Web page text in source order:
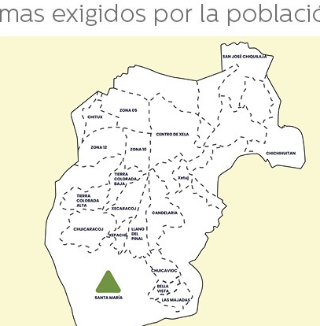
una nueva aventura en septiembre.
de banderas azul y blanco, este viernes
los valientes jugadores que formaron parte